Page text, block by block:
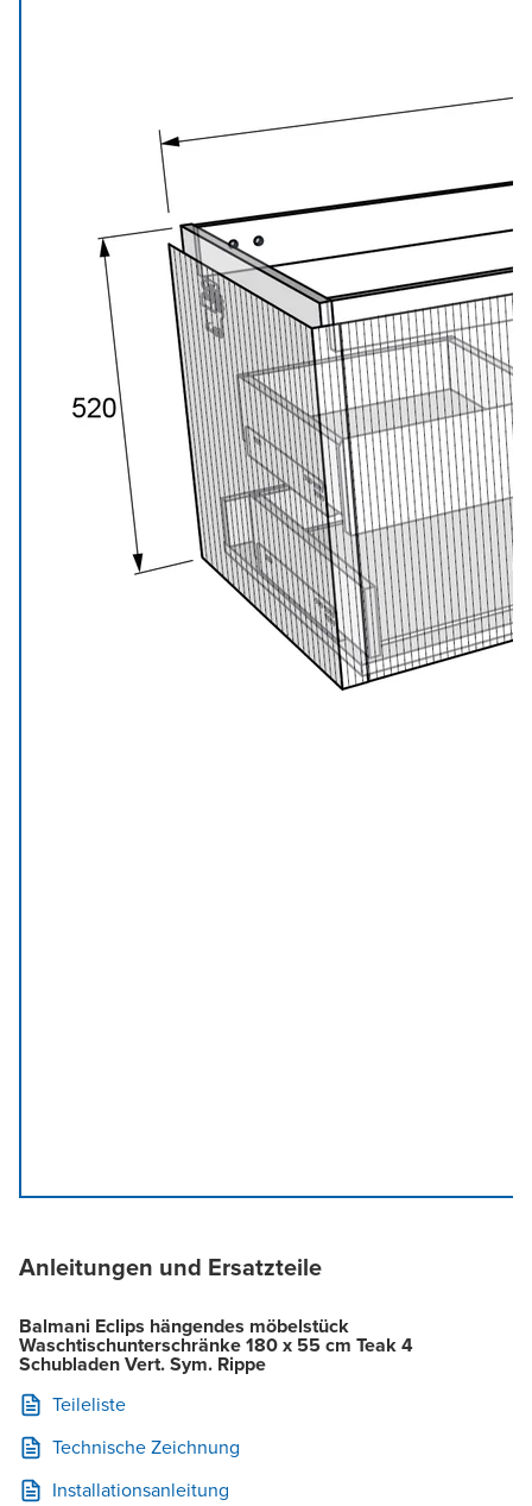
Anleitungen und Ersatzteile
Balmani Eclips hängendes möbelstück
Waschtischunterschränke 180 x 55 cm Teak 4
Schubladen Vert. Sym. Rippe
Teileliste
Technische Zeichnung
Installationsanleitung